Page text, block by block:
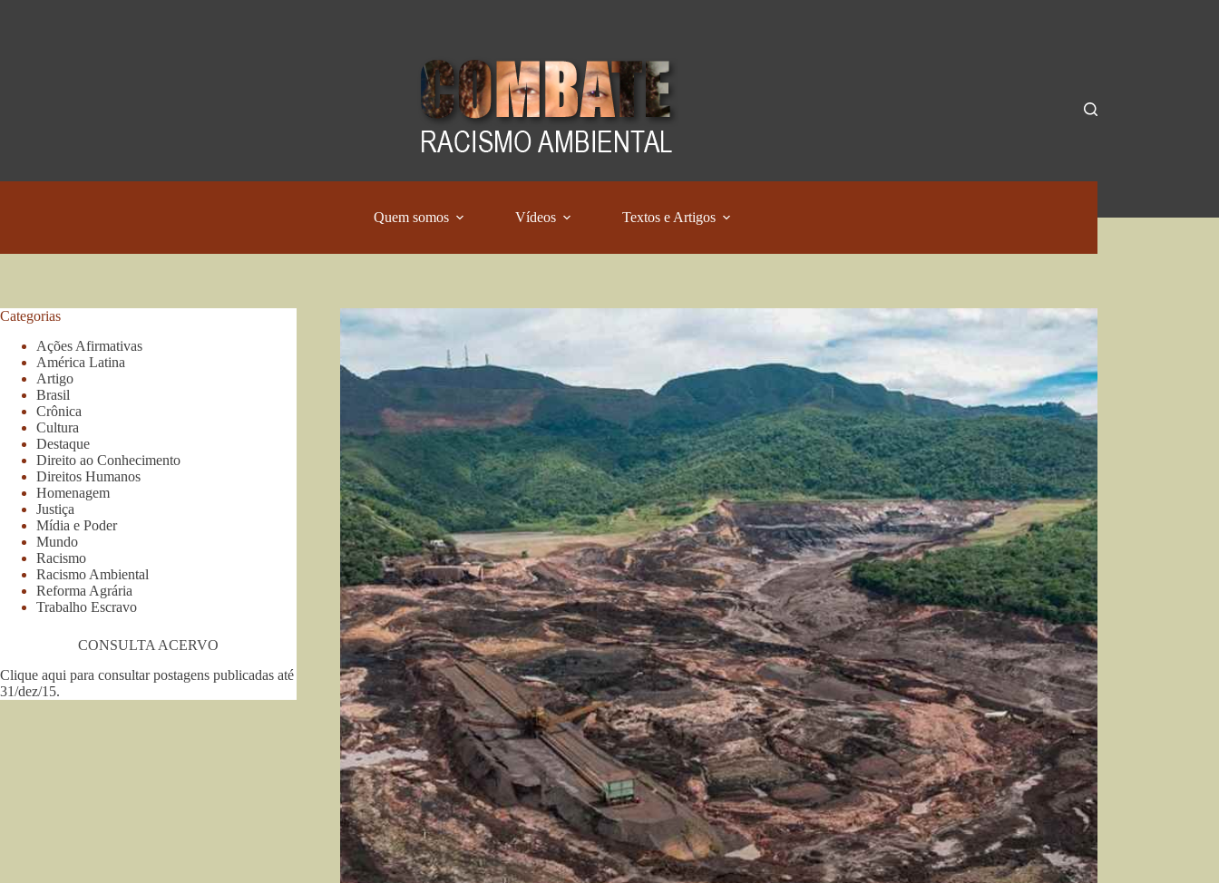
Quem somos Vídeos Textos e Artigos
Categorias
Ações Afirmativas
América Latina
Artigo
Brasil
Crônica
Cultura
Destaque
Direito ao Conhecimento
Direitos Humanos
Homenagem
Justiça
Mídia e Poder
Mundo
Racismo
Racismo Ambiental
Reforma Agrária
Trabalho Escravo
CONSULTA ACERVO
Clique aqui para consultar postagens publicadas até
31/dez/15.